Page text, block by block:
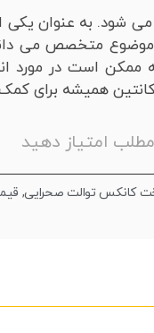
می شود. به عنوان یکی
متخصص می
ممکن است در مورد
کانتین همیشه برای
امتیاز دهید
کانکس توالت صحرایی,